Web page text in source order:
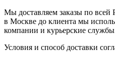
Мы доставляем заказы по всей
в Москве до клиента мы
компании и курьерские
Условия и способ доставки